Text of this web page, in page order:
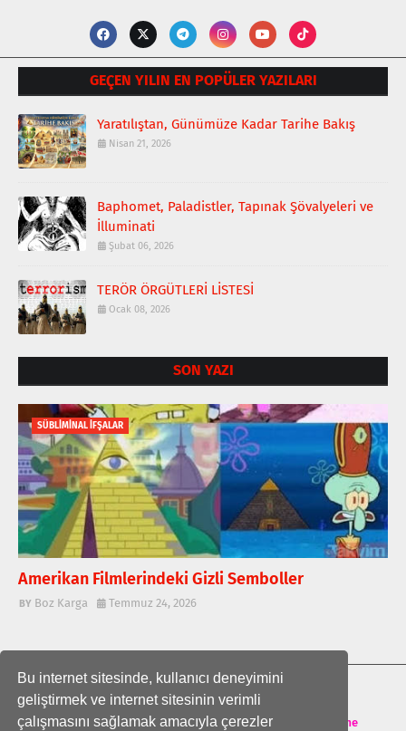
Bu internet sitesinde, kullanıcı deneyimini
geliştirmek ve internet sitesinin verimli
çalışmasını sağlamak amacıyla çerezler
GEÇEN YILIN EN POPÜLER YAZILARI
Yaratılıştan, Günümüze Kadar Tarihe Bakış
Nisan 21, 2026
Baphomet, Paladistler, Tapınak Şövalyeleri ve
İlluminati
Şubat 06, 2026
TERÖR ÖRGÜTLERİ LİSTESİ
Ocak 08, 2026
SON YAZI
SÜBLİMİNAL İFŞALAR
Amerikan Filmlerindeki Gizli Semboller
Boz Karga Temmuz 24, 2026
ANA SAYFA
Crafted with byTemplatesYard| Distributed by Theme